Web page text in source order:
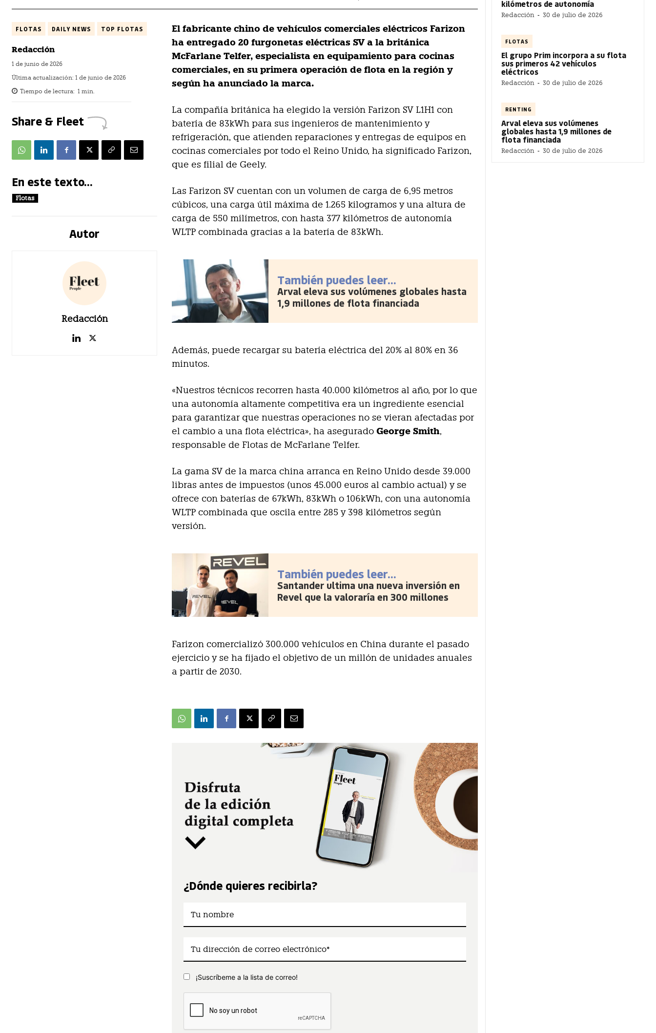
FLOTAS DAILY NEWS TOP FLOTAS
Redacción
1 de junio de 2026
Última actualización: 1 de junio de 2026
Tiempo de lectura: 1 min.
Share & Fleet
En este texto...
Flotas
Autor
Redacción
El fabricante chino de vehículos comerciales eléctricos Farizon
ha entregado 20 furgonetas eléctricas SV a la británica
McFarlane Telfer, especialista en equipamiento para cocinas
comerciales, en su primera operación de flota en la región y
según ha anunciado la marca.
La compañía británica ha elegido la versión Farizon SV L1H1 con
batería de 83kWh para sus ingenieros de mantenimiento y
refrigeración, que atienden reparaciones y entregas de equipos en
cocinas comerciales por todo el Reino Unido, ha significado Farizon,
que es filial de Geely.
Las Farizon SV cuentan con un volumen de carga de 6,95 metros
cúbicos, una carga útil máxima de 1.265 kilogramos y una altura de
carga de 550 milímetros, con hasta 377 kilómetros de autonomía
WLTP combinada gracias a la batería de 83kWh.
También puedes leer...
Arval eleva sus volúmenes globales hasta
1,9 millones de flota financiada
Además, puede recargar su batería eléctrica del 20% al 80% en 36
minutos.
«Nuestros técnicos recorren hasta 40.000 kilómetros al año, por lo que
una autonomía altamente competitiva era un ingrediente esencial
para garantizar que nuestras operaciones no se vieran afectadas por
el cambio a una flota eléctrica», ha aseguradoGeorge Smith,
responsable de Flotas de McFarlane Telfer.
La gama SV de la marca china arranca en Reino Unido desde 39.000
libras antes de impuestos (unos 45.000 euros al cambio actual) y se
ofrece con baterías de 67kWh, 83kWh o 106kWh, con una autonomía
WLTP combinada que oscila entre 285 y 398 kilómetros según
versión.
También puedes leer...
Santander ultima una nueva inversión en
Revel que la valoraría en 300 millones
Farizon comercializó 300.000 vehículos en China durante el pasado
ejercicio y se ha fijado el objetivo de un millón de unidades anuales
a partir de 2030.
¿Dónde quieres recibirla?
¡Suscríbeme a la lista de correo!
kilómetros de autonomía
Redacción - 30 de julio de 2026
FLOTAS
El grupo Prim incorpora a su flota
sus primeros 42 vehículos
eléctricos
Redacción - 30 de julio de 2026
RENTING
Arval eleva sus volúmenes
globales hasta 1,9 millones de
flota financiada
Redacción - 30 de julio de 2026